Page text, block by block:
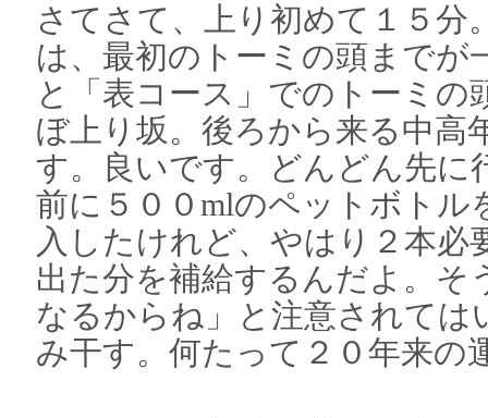
さてさて、上り初めて１５分
は、最初のトーミの頭までが
と「表コース」でのトーミの
ぼ上り坂。後ろから来る中高
す。良いです。どんどん先に
前に５００mlのペットボトル
入したけれど、やはり２本
出た分を補給するんだよ。
なるからね」と注意されて
み干す。何たって２０年来の